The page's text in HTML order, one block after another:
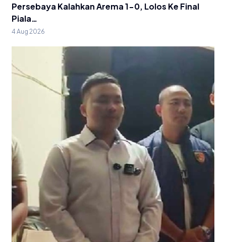
Persebaya Kalahkan Arema 1-0, Lolos Ke Final
Piala…
4 Aug 2026